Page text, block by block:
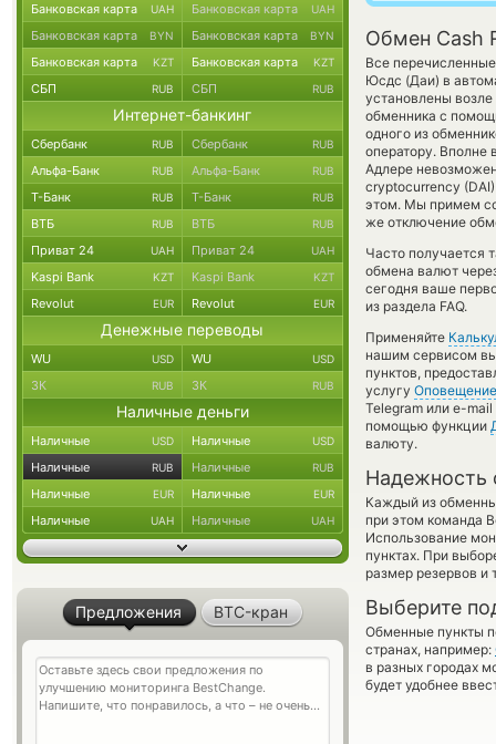
Обмен Cash
Все
Юсдс (Даи) в
установлены
обменника с
одного из
оператору. Вполне
Адлере
cryptocurrency
этом. Мы примем
же отключение
Часто получается
обмена валют
сегодня ваше
из раздела FAQ.
Применяйте
нашим сервисом
пунктов,
услугу Оповещение
Telegram или e-
помощью функции
валюту.
Надежность
Каждый из
при этом команда
Использование
пунктах. При
размер резервов и
Выберите
Обменные пункты
странах, например:
в разных городах
будет удобнее
Банковская карта UAH Банковская карта UAH
Банковская карта BYN Банковская карта BYN
Банковская карта KZT Банковская карта KZT
СБП RUB СБП RUB
Интернет-банкинг
Сбербанк RUB Сбербанк RUB
Альфа-Банк RUB Альфа-Банк RUB
Т-Банк RUB Т-Банк RUB
ВТБ RUB ВТБ RUB
Приват 24 UAH Приват 24 UAH
Kaspi Bank KZT Kaspi Bank KZT
Revolut EUR Revolut EUR
Денежные переводы
WU USD WU USD
ЗК RUB ЗК RUB
Наличные деньги
Наличные USD Наличные USD
Наличные RUB Наличные RUB
Наличные EUR Наличные EUR
Наличные UAH Наличные UAH
Предложения BTC-кран